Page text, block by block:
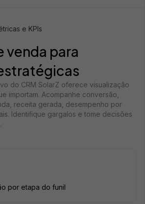
e KPIs
venda para
do CRM SolarZ oferece visualização
importam. Acompanhe conversão,
receita gerada, desempenho por
Identifique gargalos e tome decisões
por etapa do funil